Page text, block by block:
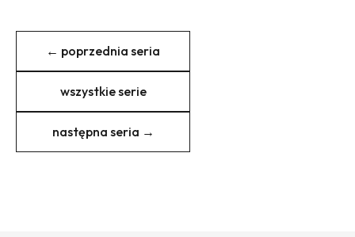
← poprzednia seria
wszystkie serie
następna seria →